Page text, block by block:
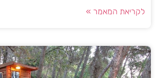
לקריאת המאמר »